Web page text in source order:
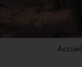
Accueil